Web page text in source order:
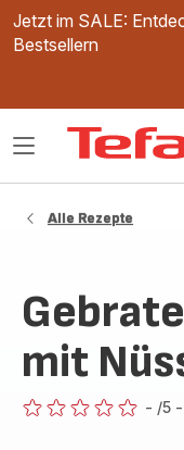
Jetzt im SALE:
Bestsellern
Das
Alle Rezepte
mit
- /5 -